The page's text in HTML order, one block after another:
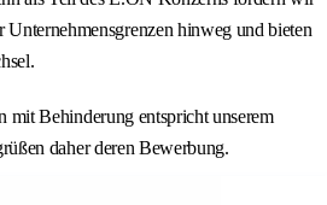
Unternehmensgrenzen hinweg und bieten
mit Behinderung entspricht unserem
daher deren Bewerbung.